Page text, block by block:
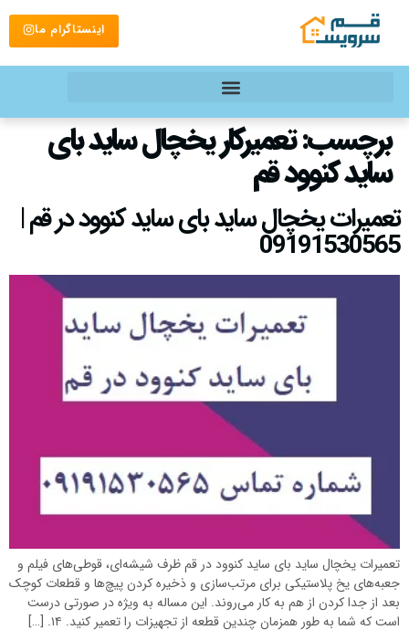
اینستاگرام ما
برچسب:تعمیرکار یخچال ساید بای
ساید کنوود قم
تعمیرات یخچال ساید بای ساید کنوود در قم |
09191530565
تعمیرات یخچال ساید بای ساید کنوود در قم ظرف شیشه‌ای، قوطی‌های فیلم و
جعبه‌های یخ پلاستیکی برای مرتب‌سازی و ذخیره کردن پیچ‌ها و قطعات کوچک
بعد از جدا کردن از هم به کار می‌روند. این مساله به ویژه در صورتی درست
است که شما به طور همزمان چندین قطعه از تجهیزات را تعمیر کنید. ۱۴. […]